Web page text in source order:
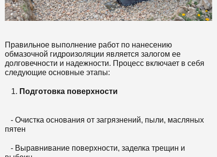
Правильное выполнение работ по нанесению
обмазочной гидроизоляции является залогом ее
долговечности и надежности. Процесс включает в себя
следующие основные этапы:
Подготовка поверхности
- Очистка основания от загрязнений, пыли, масляных
пятен
- Выравнивание поверхности, заделка трещин и